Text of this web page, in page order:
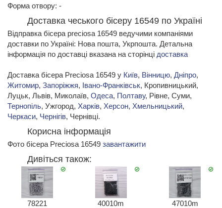
Форма отвору: -
Доставка чеського бісеру 16549 по Україні
Відправка бісера preciosa 16549 ведучими компаніями
доставки по Україні: Нова пошта, Укрпошта. Детальна
інформація по доставці вказана на сторінці доставка
Доставка бісера Preciosa 16549 у Київ, Вінницю, Дніпро,
Житомир, Запоріжжя, Івано-Франківськ, Кропивницький,
Луцьк, Львів, Миколаїв, Одеса, Полтаву, Рівне, Суми,
Тернопіль, Ужгород, Харків, Херсон, Хмельницький,
Черкаси, Чернігів, Чернівці.
Корисна інформація
Фото бісера Preciosa 16549 завантажити
Дивіться також:
78221 40010m 47010m